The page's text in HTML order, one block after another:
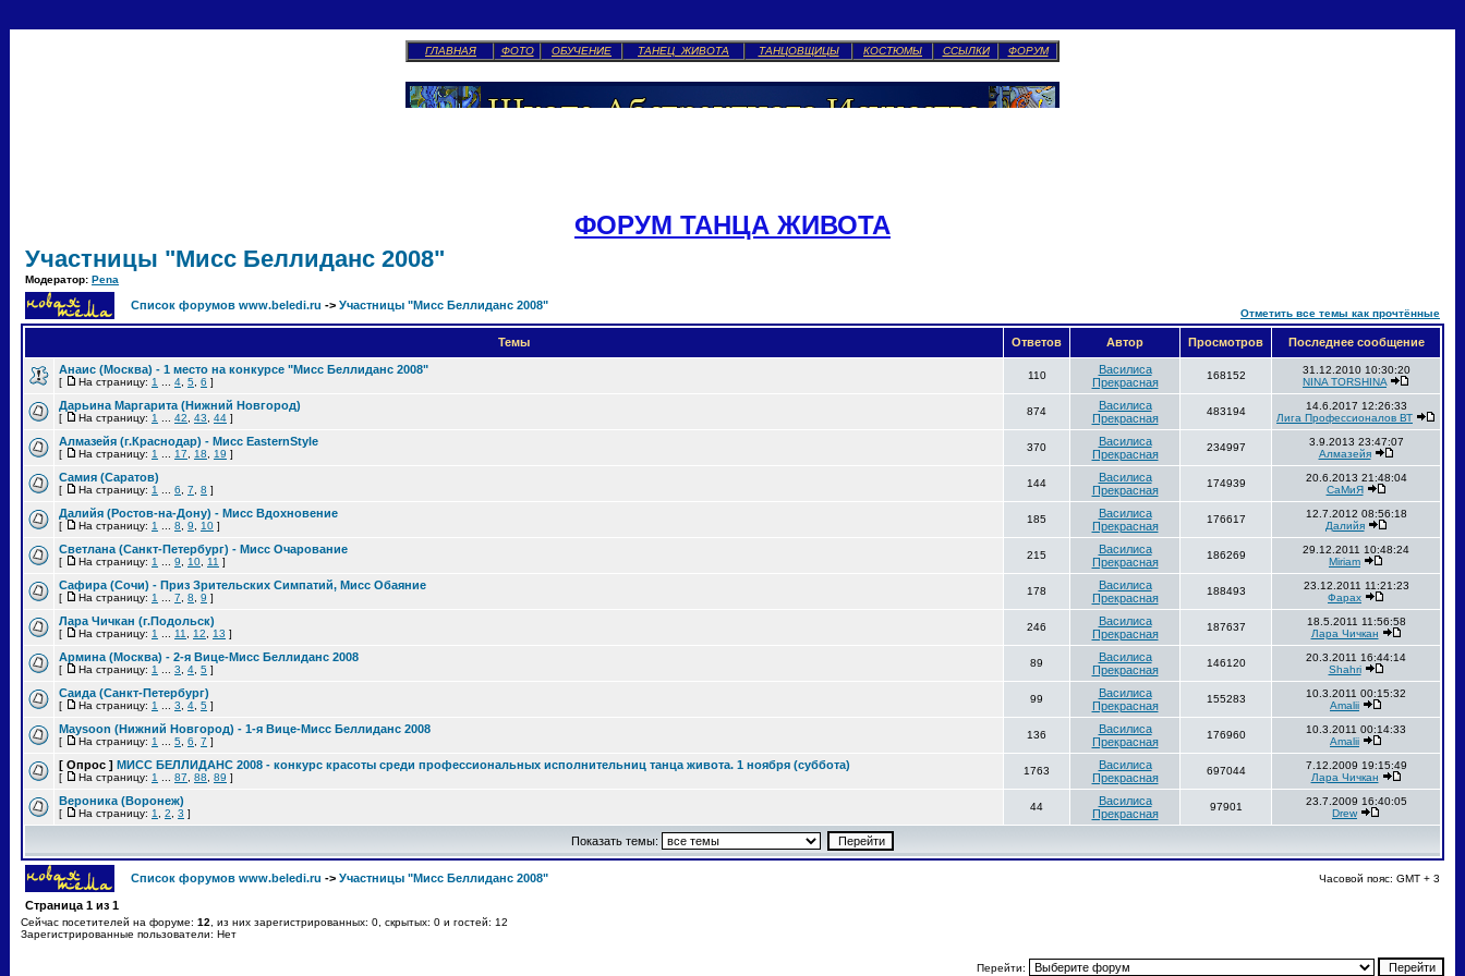
ГЛАВНАЯ ФОТО ОБУЧЕНИЕ ТАНЕЦ ЖИВОТА ТАНЦОВЩИЦЫ КОСТЮМЫ ССЫЛКИ ФОРУМ
ФОРУМ ТАНЦА ЖИВОТА
Участницы "Мисс Беллиданс 2008"
Модератор: Pena
Список форумов www.beledi.ru -> Участницы "Мисс Беллиданс 2008"
Отметить все темы как прочтённые
Темы Ответов Автор Просмотров Последнее сообщение
Анаис (Москва) - 1 место на конкурсе "Мисс Беллиданс 2008"
[ На страницу: 1 4 5 6 ]
110
Василиса
Прекрасная
168152
31.12.2010 10:30:20
NINA TORSHINA
Дарьина Маргарита (Нижний Новгород)
[ На страницу: 1 42 43 44 ]
874
Василиса
Прекрасная
483194
14.6.2017 12:26:33
Лига Профессионалов ВТ
Алмазейя (г.Краснодар) - Мисс EasternStyle
[ На страницу: 1 17 18 19 ]
370
Василиса
Прекрасная
234997
3.9.2013 23:47:07
Алмазейя
Самия (Саратов)
[ На страницу: 1 6 7 8 ]
144
Василиса
Прекрасная
174939
20.6.2013 21:48:04
СаМиЯ
Далийя (Ростов-на-Дону) - Мисс Вдохновение
[ На страницу: 1 8 9 10 ]
185
Василиса
Прекрасная
176617
12.7.2012 08:56:18
Далийя
Светлана (Санкт-Петербург) - Мисс Очарование
[ На страницу: 1 9 10 11 ]
215
Василиса
Прекрасная
186269
29.12.2011 10:48:24
Miriam
Сафира (Сочи) - Приз Зрительских Симпатий, Мисс Обаяние
[ На страницу: 1 7 8 9 ]
178
Василиса
Прекрасная
188493
23.12.2011 11:21:23
Фарах
Лара Чичкан (г.Подольск)
[ На страницу: 1 11 12 13 ]
246
Василиса
Прекрасная
187637
18.5.2011 11:56:58
Лара Чичкан
Армина (Москва) - 2-я Вице-Мисс Беллиданс 2008
[ На страницу: 1 3 4 5 ]
89
Василиса
Прекрасная
146120
20.3.2011 16:44:14
Shahri
Саида (Санкт-Петербург)
[ На страницу: 1 3 4 5 ]
99
Василиса
Прекрасная
155283
10.3.2011 00:15:32
Amalii
Maysoon (Нижний Новгород) - 1-я Вице-Мисс Беллиданс 2008
[ На страницу: 1 5 6 7 ]
136
Василиса
Прекрасная
176960
10.3.2011 00:14:33
Amalii
[ Опрос ] МИСС БЕЛЛИДАНС 2008 - конкурс красоты среди профессиональных исполнительниц танца живота. 1 ноября (суббота)
[ На страницу: 1 87 88 89 ]
1763
Василиса
Прекрасная
697044
7.12.2009 19:15:49
Лара Чичкан
Вероника (Воронеж)
[ На страницу: 1 2 3 ]
44
Василиса
Прекрасная
97901
23.7.2009 16:40:05
Drew
Показать темы:
Список форумов www.beledi.ru -> Участницы "Мисс Беллиданс 2008" Часовой пояс: GMT + 3
Страница 1 из 1
Сейчас посетителей на форуме: 12 , из них зарегистрированных: 0, скрытых: 0 и гостей: 12
Зарегистрированные пользователи: Нет
Перейти: